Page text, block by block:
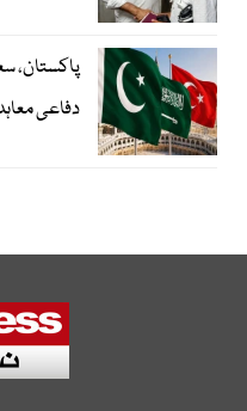
پاکستان،
دفاعی